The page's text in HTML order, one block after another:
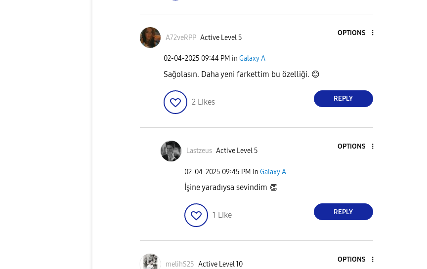
A72veRPP Active Level 5
OPTIONS
‎02-04-2025 09:44 PM in Galaxy A
Sağolasın. Daha yeni farkettim bu özelliği. 😊
2 Likes REPLY
Lastzeus Active Level 5
OPTIONS
‎02-04-2025 09:45 PM in Galaxy A
İşine yaradıysa sevindim 👏
1 Like REPLY
melihS25 Active Level 10
OPTIONS